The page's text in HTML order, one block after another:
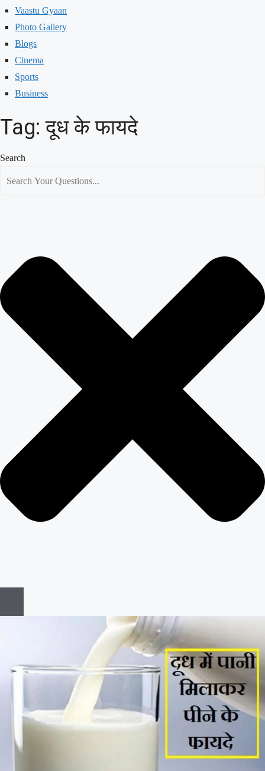
Vaastu Gyaan
Photo Gallery
Blogs
Cinema
Sports
Business
Tag: दूध के फायदे
Search